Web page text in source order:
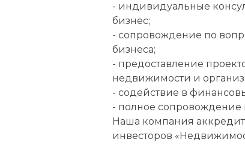
- индивидуальные
бизнес;
- сопровождение по
бизнеса;
- предоставление
недвижимости и
- содействие в
- полное сопровождение
Наша компания
инвесторов